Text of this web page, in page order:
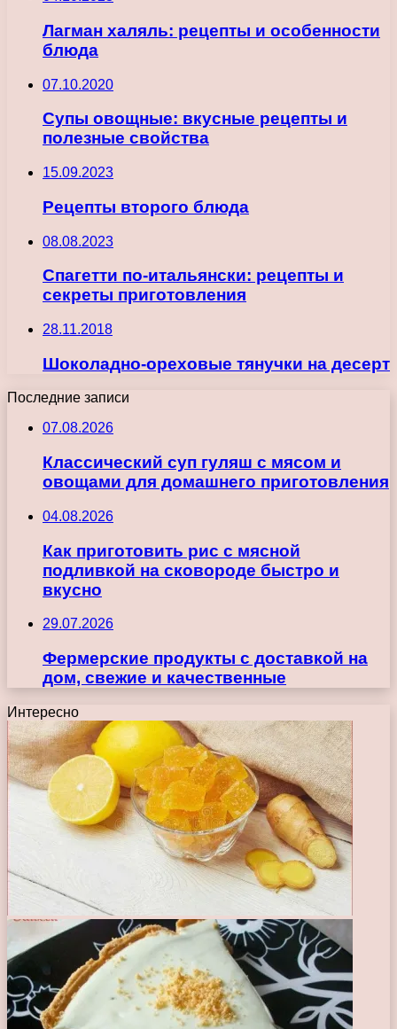
Лагман халяль: рецепты и особенности
блюда
07.10.2020
Супы овощные: вкусные рецепты и
полезные свойства
15.09.2023
Рецепты второго блюда
08.08.2023
Спагетти по-итальянски: рецепты и
секреты приготовления
28.11.2018
Шоколадно-ореховые тянучки на десерт
Последние записи
07.08.2026
Классический суп гуляш с мясом и
овощами для домашнего приготовления
04.08.2026
Как приготовить рис с мясной
подливкой на сковороде быстро и
вкусно
29.07.2026
Фермерские продукты с доставкой на
дом, свежие и качественные
Интересно